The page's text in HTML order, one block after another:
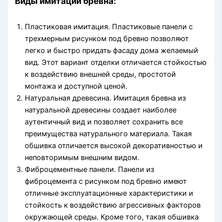
Пластиковая имитация. Пластиковые панели с
трехмерным рисунком под бревно позволяют
легко и быстро придать фасаду дома желаемый
вид. Этот вариант отделки отличается стойкостью
к воздействию внешней среды, простотой
монтажа и доступной ценой.
Натуральная древесина. Имитация бревна из
натуральной древесины создает наиболее
аутентичный вид и позволяет сохранить все
преимущества натурального материала. Такая
обшивка отличается высокой декоративностью и
неповторимым внешним видом.
Фиброцементные панели. Панели из
фиброцемента с рисунком под бревно имеют
отличные эксплуатационные характеристики и
стойкость к воздействию агрессивных факторов
окружающей среды. Кроме того, такая обшивка